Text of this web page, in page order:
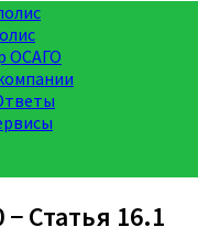
ОСАГО
Статья 16.1